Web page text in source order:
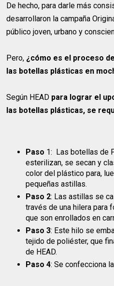
De hecho, para darle más
desarrollaron la campaña
público joven, urbano y
Pero, ¿cómo es el proceso
las botellas plásticas en
Según HEAD para lograr el
las botellas plásticas, se
Paso 1: Las botellas de
esterilizan, se secan y
color del plástico para,
pequeñas astillas.
Paso 2: Las astillas se
través de una hilera para
que son enrollados en
Paso 3: Este hilo se
tejido de poliéster, que
de HEAD.
Paso 4: Se confecciona